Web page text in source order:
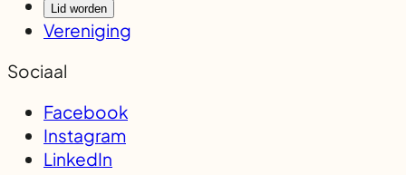
Lid worden
Vereniging
Sociaal
Facebook
Instagram
LinkedIn